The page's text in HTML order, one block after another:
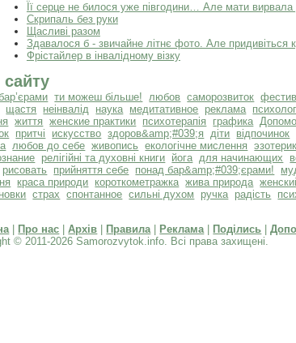
Її серце не билося уже півгодини… Але мати вирвала
Скрипаль без руки
Щасливі разом
Здавалося б - звичайне літнє фото. Але придивіться
Фрістайлер в інвалідному візку
сайту
ти можеш більше! любов саморозвиток
щастя неінвалід наука медитативное реклама
життя женские практики психотерапія графика
притчі искусство здоров&amp;#039;я діти відпочинок
любов до себе живопись екологічне мислення
релігійні та духовні книги йога для начинающих
рисовать прийняття себе понад бар&amp;#039;єрами!
краса природи короткометражка жива природа
страх спонтанное сильні духом ручка радість
| Про нас |Архів Правила| Реклама| Поділись |
© 2011-2026 Samorozvytok.info. Всі права захищені.